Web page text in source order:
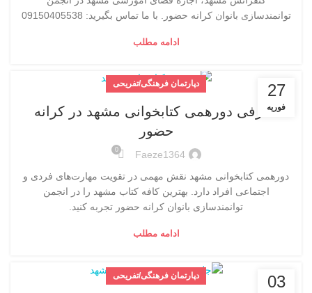
توانمندسازی بانوان کرانه حضور. با ما تماس بگیرید: 09150405538
ادامه مطلب
27
فوریه
دپارتمان فرهنگی/تفریحی
معرفی دورهمی کتابخوانی مشهد در کرانه
حضور
Faeze1364
0
دورهمی کتابخوانی مشهد نقش مهمی در تقویت مهارت‌های فردی و
اجتماعی افراد دارد. بهترین کافه کتاب مشهد را در انجمن
توانمندسازی بانوان کرانه حضور تجربه کنید.
ادامه مطلب
03 دپارتمان فرهنگی/تفریحی